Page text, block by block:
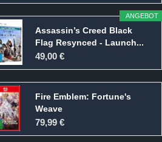
ANGEBOT
Assassin’s Creed Black
Flag Resynced - Launch...
49,00 €
Fire Emblem: Fortune's
Weave
79,99 €